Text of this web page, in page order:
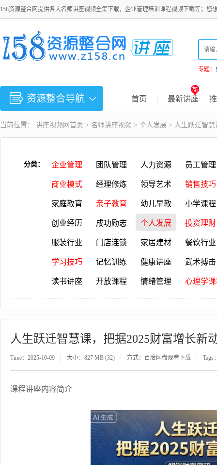
158资源整合网提供各大名师讲座视频全集下载，企业管理培训课程视频下载等；您
专题：
资源整合导航 首页 最新讲座
当前位置： 讲座视频 网首页 > 名师讲座视频 > 个人发展 > 人生跃迁智慧
分类： 企业管理 团队管理 人力资源 员工管理
商业模式 经理修炼 领导艺术 销售技巧
家庭教育 亲子教育 幼儿早教 小学课程
创业经历 成功励志 个人发展 投资理财
服装行业 门店连锁 家居建材 餐饮行业
学习技巧 记忆训练 健康讲座 武术搏击
读书讲座 开放课程 情绪管理 心理学
人生跃迁智慧课，把据2025财富增长新
Time：2025-10-09 大小：827 MB (32) 方式：百度网盘观看下载 Tags
课程讲座内容简介